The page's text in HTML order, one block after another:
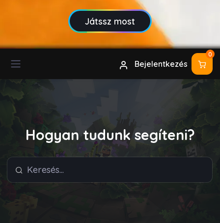
Játssz most
Bejelentkezés
0
Hogyan tudunk segíteni?